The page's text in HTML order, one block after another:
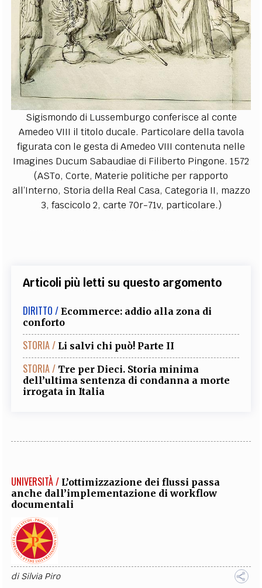
Sigismondo di Lussemburgo conferisce al conte
Amedeo VIII il titolo ducale. Particolare della tavola
figurata con le gesta di Amedeo VIII contenuta nelle
Imagines Ducum Sabaudiae di Filiberto Pingone. 1572
(ASTo, Corte, Materie politiche per rapporto
all’Interno, Storia della Real Casa, Categoria II, mazzo
3, fascicolo 2, carte 70r-71v, particolare.)
Articoli più letti su questo argomento
DIRITTO / Ecommerce: addio alla zona di
conforto
STORIA / Li salvi chi può! Parte II
STORIA / Tre per Dieci. Storia minima
dell’ultima sentenza di condanna a morte
irrogata in Italia
UNIVERSITÀ / L’ottimizzazione dei flussi passa
anche dall’implementazione di workflow
documentali
diSilvia Piro